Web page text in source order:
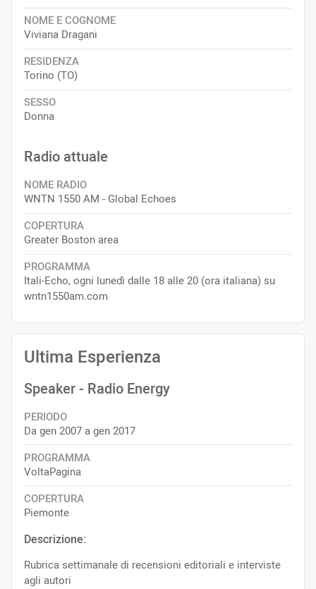
NOME E COGNOME
Viviana Dragani
RESIDENZA
Torino (TO)
SESSO
Donna
Radio attuale
NOME RADIO
WNTN 1550 AM - Global Echoes
COPERTURA
Greater Boston area
PROGRAMMA
Itali-Echo, ogni lunedì dalle 18 alle 20 (ora italiana) su
wntn1550am.com
Ultima Esperienza
Speaker- Radio Energy
PERIODO
Da gen 2007 a gen 2017
PROGRAMMA
VoltaPagina
COPERTURA
Piemonte
Descrizione:
Rubrica settimanale di recensioni editoriali e interviste
agli autori